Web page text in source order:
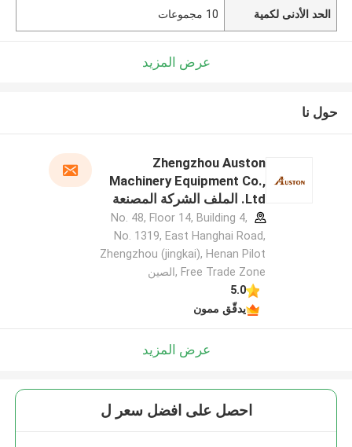
الحد الأدنى لكمية 10 مجموعات
عرض المزيد
حول نا
Zhengzhou Auston
Machinery Equipment Co.,
Ltd. الملف الشركة المصنعة
No. 48, Floor 14, Building 4,
No. 1319, East Hanghai Road,
Zhengzhou (jingkai), Henan Pilot
Free Trade Zone ,الصين
5.0
يدقّق ممون
عرض المزيد
احصل على افضل سعر ل